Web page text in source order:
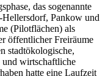
das sogenannte
Pankow und
(Pilotflächen) als
öffentlicher Freiräume
stadtökologische,
und wirtschaftliche
hatte eine Laufzeit